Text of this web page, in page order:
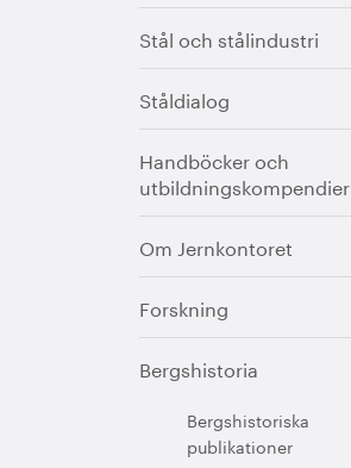
Stål och stålindustri
Ståldialog
Handböcker och
utbildningskompendier
Om Jernkontoret
Forskning
Bergshistoria
Bergshistoriska
publikationer